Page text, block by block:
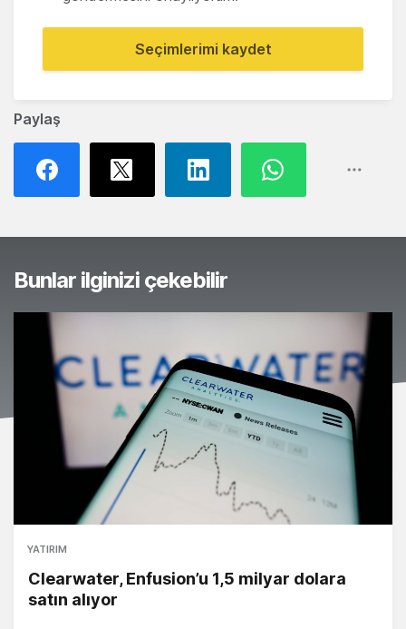
Paylaş
Seçimlerimi kaydet
Bunlar ilginizi çekebilir
YATIRIM
Clearwater, Enfusion’u 1,5 milyar dolara
satın alıyor